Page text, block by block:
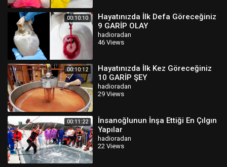
00:10:10
Hayatınızda İlk Defa Göreceğiniz
9 GARİP OLAY
hadioradan
46 Views
00:10:12
Hayatınızda İlk Kez Göreceğiniz
10 GARİP ŞEY
hadioradan
29 Views
00:11:22
İnsanoğlunun İnşa Ettiği En Çılgın
Yapılar
hadioradan
22 Views